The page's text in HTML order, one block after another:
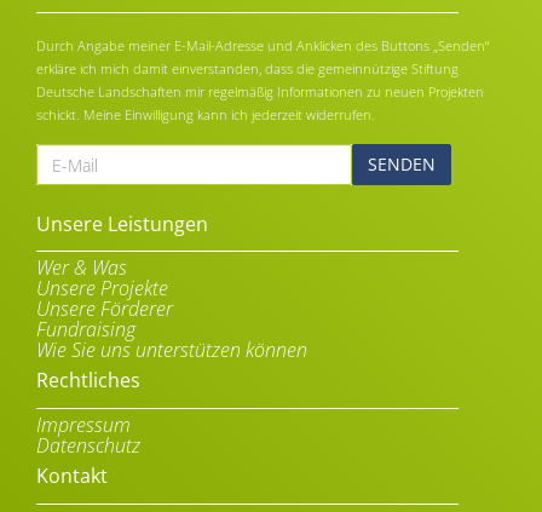
Durch Angabe meiner E-Mail-Adresse und Anklicken des Buttons „Senden“
erkläre ich mich damit einverstanden, dass die gemeinnützige Stiftung
Deutsche Landschaften mir regelmäßig Informationen zu neuen Projekten
schickt. Meine Einwilligung kann ich jederzeit widerrufen.
E-
Mail
Alternative:
Unsere Leistungen
Wer & Was
Unsere Projekte
Unsere Förderer
Fundraising
Wie Sie uns unterstützen können
Rechtliches
Impressum
Datenschutz
Kontakt